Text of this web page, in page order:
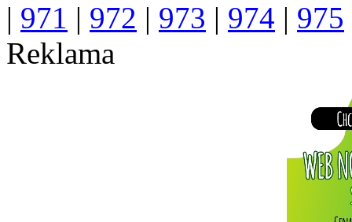
| 971 | 972 | 973 | 974 | 975
Reklama